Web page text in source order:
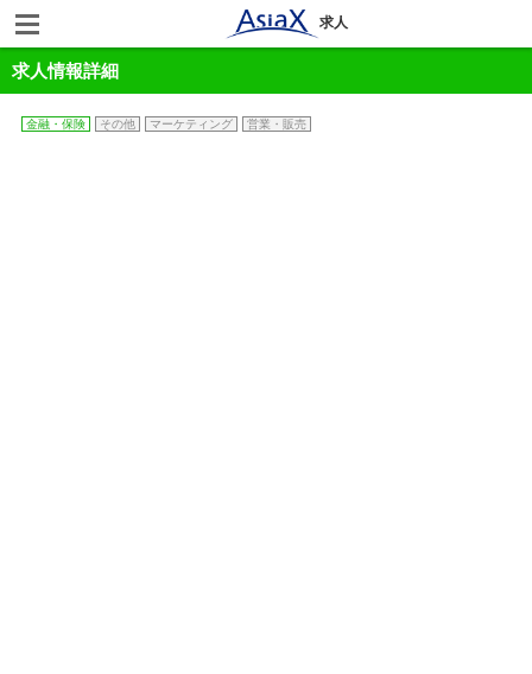
求人
求人情報詳細
金融・保険 その他 マーケティング 営業・販売